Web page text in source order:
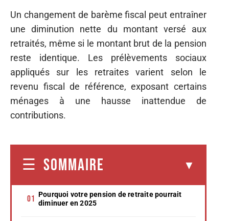
Un changement de barème fiscal peut entraîner
une diminution nette du montant versé aux
retraités, même si le montant brut de la pension
reste identique. Les prélèvements sociaux
appliqués sur les retraites varient selon le
revenu fiscal de référence, exposant certains
ménages à une hausse inattendue de
contributions.
SOMMAIRE
Pourquoi votre pension de retraite pourrait
diminuer en 2025